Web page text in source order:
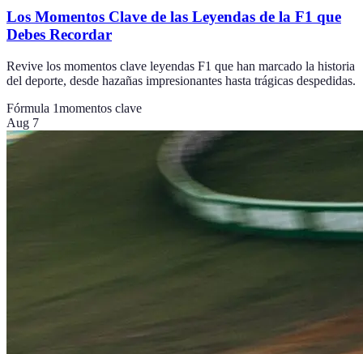
Los Momentos Clave de las Leyendas de la F1 que
Debes Recordar
Revive los momentos clave leyendas F1 que han marcado la historia
del deporte, desde hazañas impresionantes hasta trágicas despedidas.
Fórmula 1momentos clave
Aug 7